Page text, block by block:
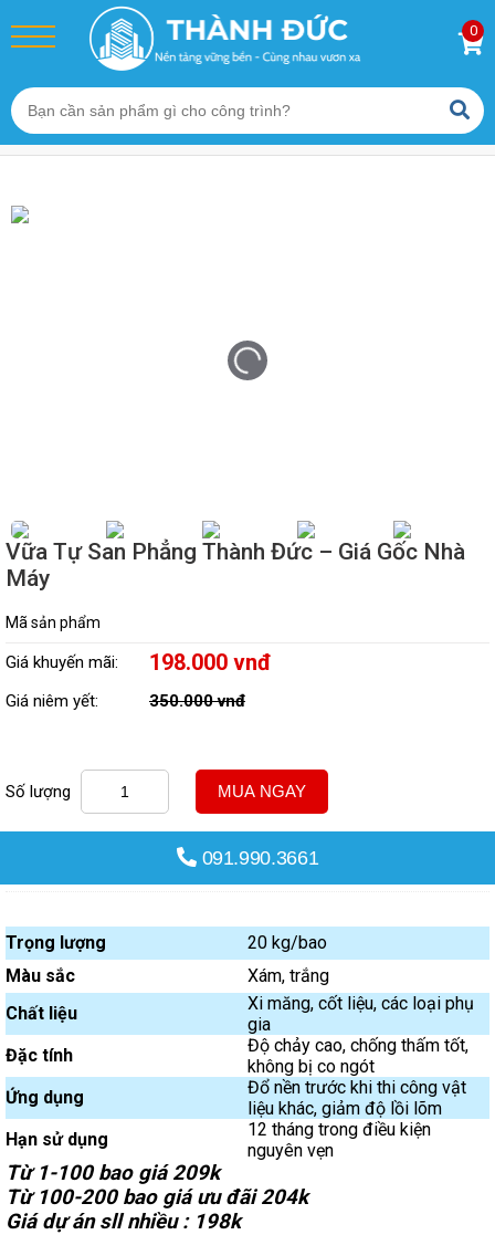
0
Sản phẩm
Vữa Tự San Phẳng Thành Đức – Giá Gốc Nhà Máy
Vữa Tự San Phẳng Thành Đức – Giá Gốc Nhà
Máy
Mã sản phẩm
Giá khuyến mãi: 198.000 vnđ
Giá niêm yết: 350.000 vnđ
Số lượng MUA NGAY
091.990.3661
Trọng lượng
20 kg/bao
Màu sắc
Xám, trắng
Chất liệu
Xi măng, cốt liệu, các loại phụ
gia
Đặc tính
Độ chảy cao, chống thấm tốt,
không bị co ngót
Ứng dụng
Đổ nền trước khi thi công vật
liệu khác, giảm độ lồi lõm
Hạn sử dụng
12 tháng trong điều kiện
nguyên vẹn
Từ 1-100 bao giá 209k
Từ 100-200 bao giá ưu đãi 204k
Giá dự án sll nhiều : 198k